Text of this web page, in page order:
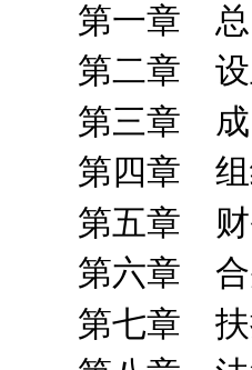
第一章
第二章 设
第三章
第四章 组
第五章 财
第六章 合并
第七章 扶